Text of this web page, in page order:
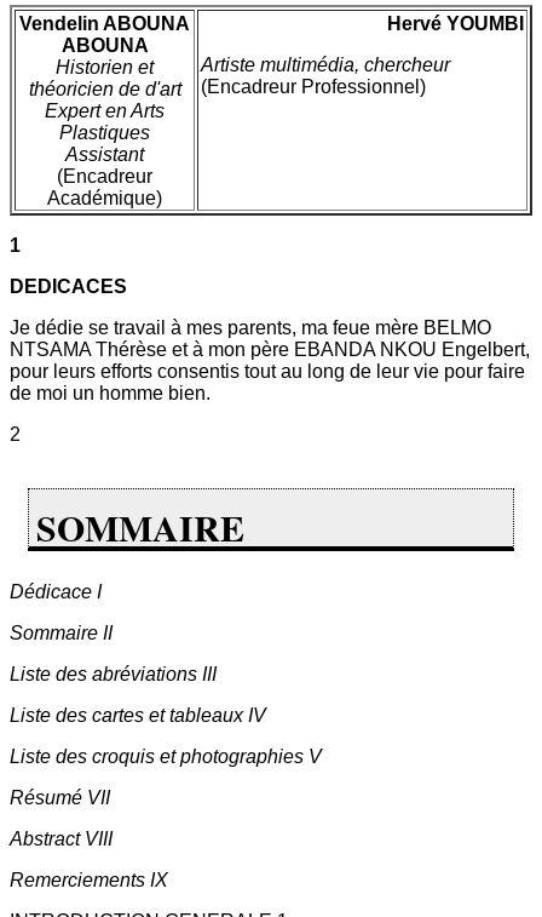
Vendelin ABOUNA
ABOUNA
Historien et
théoricien de d'art
Expert en Arts
Plastiques
Assistant
(Encadreur
Académique)
Hervé YOUMBI
Artiste multimédia, chercheur
(Encadreur Professionnel)
1
DEDICACES
Je dédie se travail à mes parents, ma feue mère BELMO
NTSAMA Thérèse et à mon père EBANDA NKOU Engelbert,
pour leurs efforts consentis tout au long de leur vie pour faire
de moi un homme bien.
2
SOMMAIRE
Dédicace I
Sommaire II
Liste des abréviations III
Liste des cartes et tableaux IV
Liste des croquis et photographies V
Résumé VII
Abstract VIII
Remerciements IX